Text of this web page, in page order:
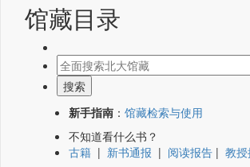
馆藏目录
新手指南 ： 馆藏检索与使用
不知道看什么书？
古籍 | 新书通报 | 阅读报告 | 教